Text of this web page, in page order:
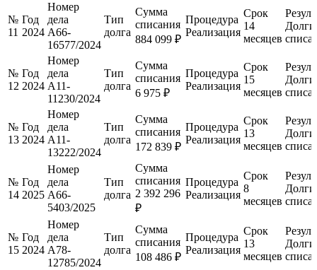
№
11
Год
2024
Номер
дела
А66-
16577/2024
Тип
долга
Сумма
списания
884 099 ₽
Процедура
Реализация
Срок
14
месяцев
Долги
№
12
Год
2024
Номер
дела
А11-
11230/2024
Тип
долга
Сумма
списания
6 975 ₽
Процедура
Реализация
Срок
15
месяцев
Долги
№
13
Год
2024
Номер
дела
А11-
13222/2024
Тип
долга
Сумма
списания
172 839 ₽
Процедура
Реализация
Срок
13
месяцев
Долги
№
14
Год
2025
Номер
дела
А66-
5403/2025
Тип
долга
Сумма
списания
2 392 296
₽
Процедура
Реализация
Срок
8
месяцев
Долги
№
15
Год
2024
Номер
дела
А78-
12785/2024
Тип
долга
Сумма
списания
108 486 ₽
Процедура
Реализация
Срок
13
месяцев
Долги